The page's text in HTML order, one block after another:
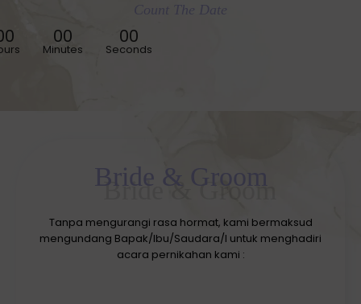
Count The Date
00
Minutes
00
Seconds
Bride & Groom
Tanpa mengurangi rasa hormat, kami bermaksud
mengundang Bapak/Ibu/Saudara/I untuk menghadiri
acara pernikahan kami :